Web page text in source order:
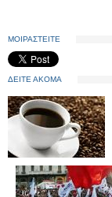
ΜΟΙΡΑΣΤΕΙΤΕ
ΔΕΙΤΕ ΑΚΟΜΑ